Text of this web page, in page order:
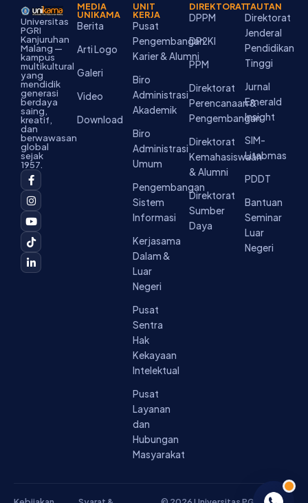
Universitas
PGRI
Kanjuruhan
Malang —
kampus
multikultural
yang
mendidik
generasi
berdaya
saing,
kreatif,
dan
berwawasan
global
sejak
1957.
F
a
c
e
b
o
o
k
-
f
I
n
s
t
a
g
r
a
m
Y
o
u
t
u
b
e
T
i
k
t
o
k
L
i
n
k
e
d
i
n
-
i
n
MEDIA
UNIKAMA
Berita
Arti Logo
Galeri
Video
Download
UNIT
KERJA
Pusat
Pengembangan
Karier & Alumni
Biro
Administrasi
Akademik
Biro
Administrasi
Umum
Pengembangan
Sistem
Informasi
Kerjasama
Dalam &
Luar
Negeri
Pusat
Sentra
Hak
Kekayaan
Intelektual
Pusat
Layanan
dan
Hubungan
Masyarakat
DIREKTORAT
DPPM
DP2KI
PPM
Direktorat
Perencanaan &
Pengembangan
Direktorat
Kemahasiswaan
& Alumni
Direktorat
Sumber
Daya
TAUTAN
Direktorat
Jenderal
Pendidikan
Tinggi
Jurnal
Emerald
Insight
SIM-
Litabmas
PDDT
Bantuan
Seminar
Luar
Negeri